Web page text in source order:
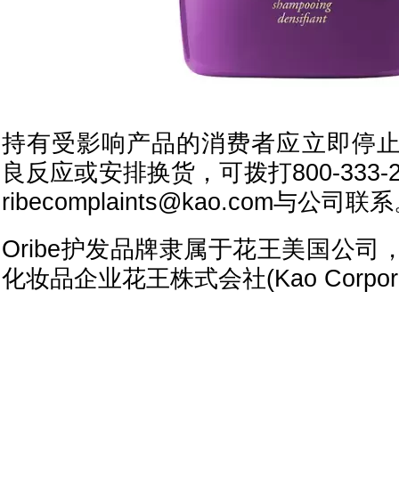
持有受影响产品的消费者应立即停
良反应或安排换货，可拨打800-
ribecomplaints@kao.com与公司联系
Oribe护发品牌隶属于花王美国公司
化妆品企业花王株式会社(Kao